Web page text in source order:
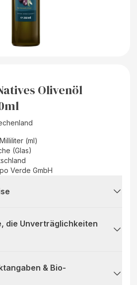
Olivenöl
(ml)
(Glas)
Verde GmbH
die Unverträglichkeiten
& Bio-